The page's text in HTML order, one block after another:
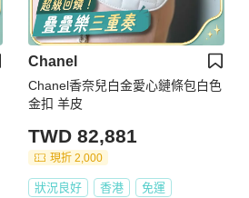
Chanel
Chanel香奈兒白金愛心鏈條包白色
金扣 羊皮
TWD 82,881
現折 2,000
狀況良好 香港 免運